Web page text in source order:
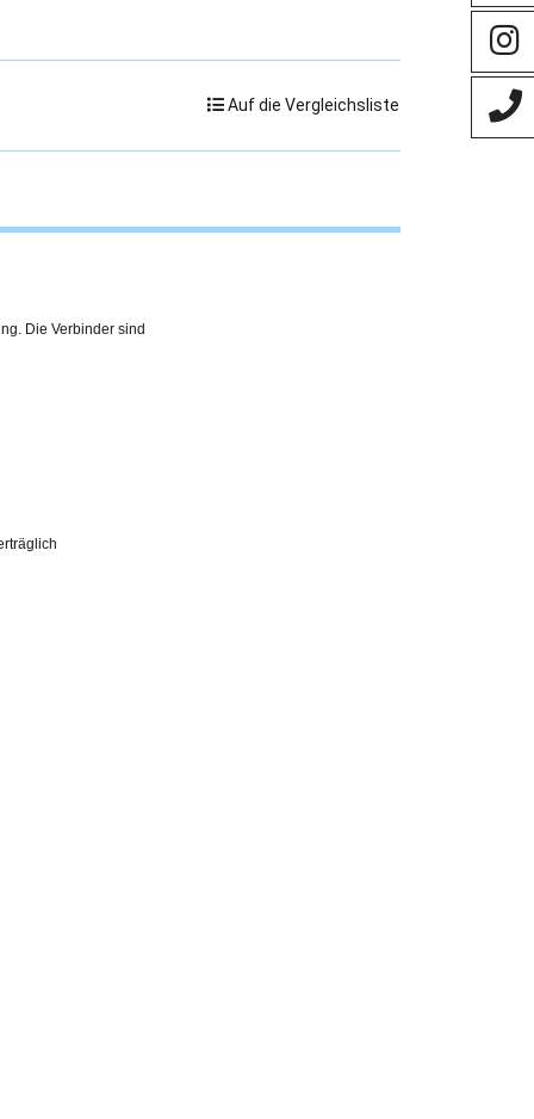
Auf die Vergleichsliste
Die Verbinder sind